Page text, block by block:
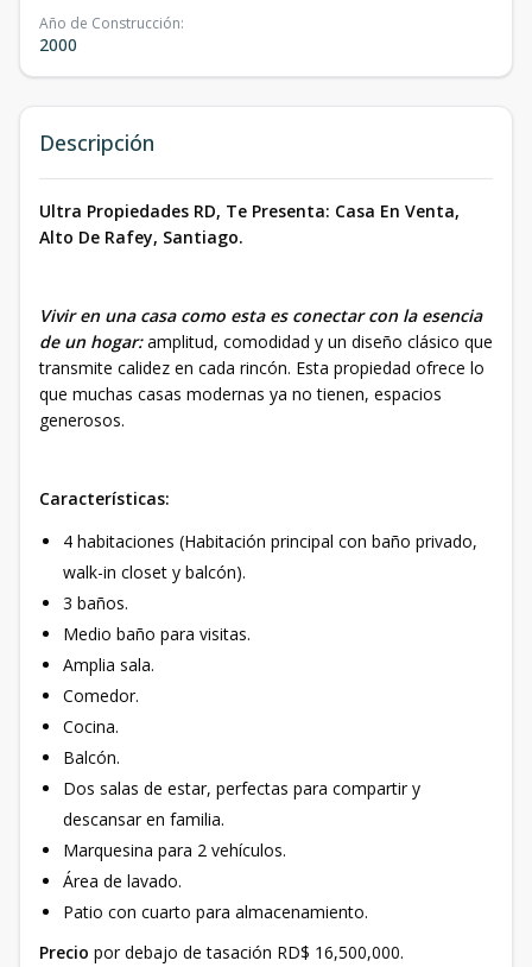
Año de Construcción:
2000
Descripción
Ultra Propiedades RD, Te Presenta: Casa En Venta,
Alto De Rafey, Santiago.
Vivir en una casa como esta es conectar con la esencia
de un hogar:amplitud, comodidad y un diseño clásico que
transmite calidez en cada rincón. Esta propiedad ofrece lo
que muchas casas modernas ya no tienen, espacios
generosos.
Características:
4 habitaciones (Habitación principal con baño privado,
walk-in closet y balcón).
3 baños.
Medio baño para visitas.
Amplia sala.
Comedor.
Cocina.
Balcón.
Dos salas de estar, perfectas para compartir y
descansar en familia.
Marquesina para 2 vehículos.
Área de lavado.
Patio con cuarto para almacenamiento.
Precio por debajo de tasación RD$ 16,500,000.